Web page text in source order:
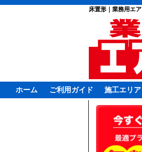
床置形｜業務用エ
ホーム ご利用ガイド 施工エリア